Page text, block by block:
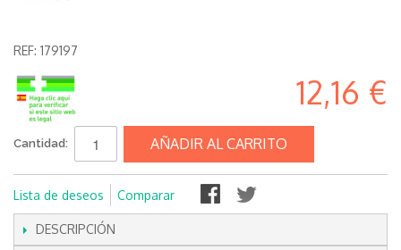
REF: 179197
12,16 €
Cantidad: AÑADIR AL CARRITO
Lista de deseos Comparar
DESCRIPCIÓN